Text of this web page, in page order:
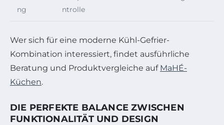
ng
ntrolle
Wer sich für eine moderne Kühl-Gefrier-
Kombination interessiert, findet ausführliche
Beratung und Produktvergleiche auf MaHÉ-
Küchen.
DIE PERFEKTE BALANCE ZWISCHEN
FUNKTIONALITÄT UND DESIGN